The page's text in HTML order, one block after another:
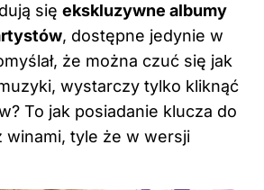
się ekskluzywne albumy
, dostępne jedynie w
że można czuć się jak
wystarczy tylko kliknąć
To jak posiadanie klucza do
winami, tyle że w wersji